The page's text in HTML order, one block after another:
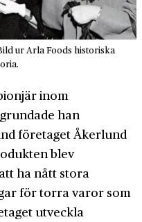
ur Arla Foods historiska
inom
han
företaget Åkerlund
blev
ha nått stora
för torra varor som
utveckla